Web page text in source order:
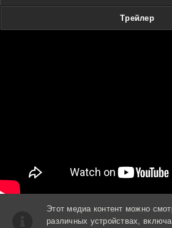
Трейлер
Этот медиа контент можно
различных устройствах,